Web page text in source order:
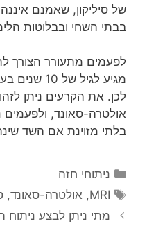
של סיליקון, שאמנם
בבתי השחי ובבלוטות
לפעמים מתעורר הצורך
מגיע לגיל
אולטרה-סאונד, ולפעמים
בלתי מזוינת אם השד
קטגוריות
ניתוחי חזה
תגיות
MRI
, אולטרה-סאונד,
מתי ניתן לבצע